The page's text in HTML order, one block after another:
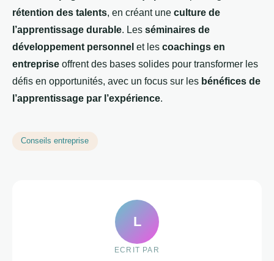
rétention des talents, en créant une culture de
l’apprentissage durable. Les séminaires de
développement personnel et les coachings en
entreprise offrent des bases solides pour transformer les
défis en opportunités, avec un focus sur les bénéfices de
l’apprentissage par l’expérience.
Conseils entreprise
L
ECRIT PAR